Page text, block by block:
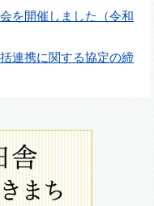
を開催しました（令和
連携に関する協定の締